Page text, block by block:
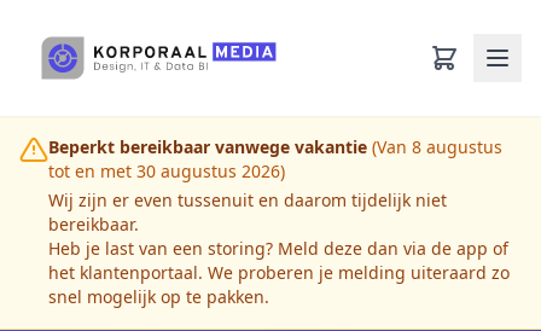
Beperkt bereikbaar vanwege vakantie (Van 8 augustus
tot en met 30 augustus 2026)
Wij zijn er even tussenuit en daarom tijdelijk niet
bereikbaar.
Heb je last van een storing? Meld deze dan via de app of
het klantenportaal. We proberen je melding uiteraard zo
snel mogelijk op te pakken.